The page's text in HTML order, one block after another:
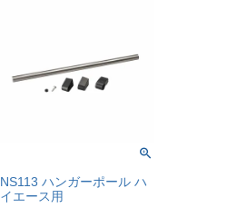
NS113 ハンガーポール ハ
イエース用